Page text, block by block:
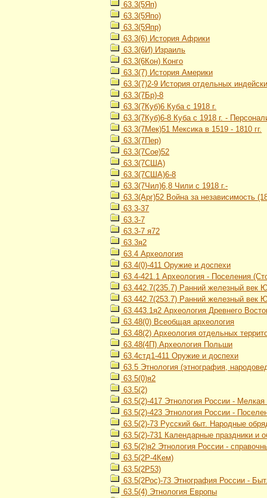
63.3(5Яп)
63.3(5Япо)
63.3(5Япр)
63.3(6) История Африки
63.3(6И) Израиль
63.3(6Кон) Конго
63.3(7) История Америки
63.3(7)2-9 История отдельных
63.3(7Бр)-8
63.3(7Куб)6 Куба с 1918 г.
63.3(7Куб)6-8 Куба с 1918 г. -
63.3(7Мек)51 Мексика в 1519 - 1810 гг.
63.3(7Пер)
63.3(7Сое)52
63.3(7США)
63.3(7США)6-8
63.3(7Чил)6,8 Чили с 1918 г.-
63.3(Арг)52 Война за независимость
63.3-37
63.3-7
63.3-7 я72
63.3я2
63.4 Археология
63.4(0)-411 Оружие и доспехи
63.4-421.1 Археология - Поселения
63.442.7(235.7) Ранний железный век
63.442.7(253.7) Ранний железный век
63.443.1я2 Археология Древнего
63.48(0) Всеобщая археология
63.48(2) Археология отдельных
63.48(4П) Археология Польши
63.4стд1-411 Оружие и доспехи
63.5 Этнология (этнография,
63.5(0)я2
63.5(2)
63.5(2)-417 Этнология России -
63.5(2)-423 Этнология России -
63.5(2)-73 Русский быт. Народные
63.5(2)-731 Календарные праздники и
63.5(2)я2 Этнология России -
63.5(2Р-4Кем)
63.5(2Р53)
63.5(2Рос)-73 Этнография России -
63.5(4) Этнология Европы